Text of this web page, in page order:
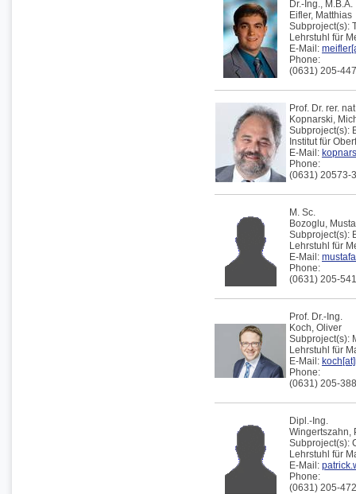
Dr.-Ing., M.B.A.
Eifler, Matthias
Subproject(s):
Lehrstuhl für
E-Mail:
Phone:
(0631) 205-
Prof. Dr. rer.
Kopnarski,
Subproject(s):
Institut für
E-Mail:
Phone:
(0631) 20573-
M. Sc.
Bozoglu,
Subproject(s):
Lehrstuhl für
E-Mail:
Phone:
(0631) 205-
Prof. Dr.-Ing.
Koch, Oliver
Subproject(s):
Lehrstuhl für
E-Mail:
Phone:
(0631) 205-
Dipl.-Ing.
Wingertszahn,
Subproject(s):
Lehrstuhl für
E-Mail:
Phone:
(0631) 205-